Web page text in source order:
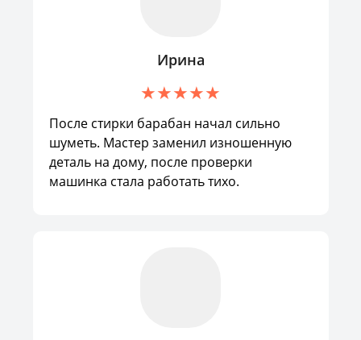
Ирина
После стирки барабан начал сильно
шуметь. Мастер заменил изношенную
деталь на дому, после проверки
машинка стала работать тихо.